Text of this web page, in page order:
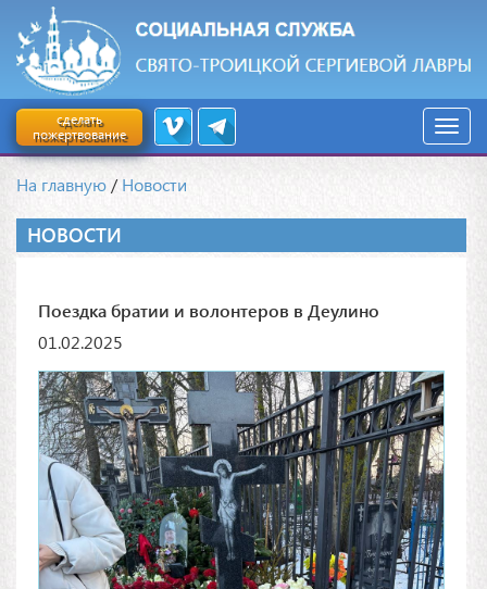
сделать
пожертвование
На главную /Новости
НОВОСТИ
Поездка братии и волонтеров в Деулино
01.02.2025